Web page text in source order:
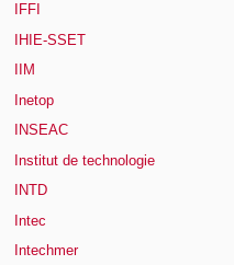
IFFI
IHIE-SSET
IIM
Inetop
INSEAC
Institut de technologie
INTD
Intec
Intechmer